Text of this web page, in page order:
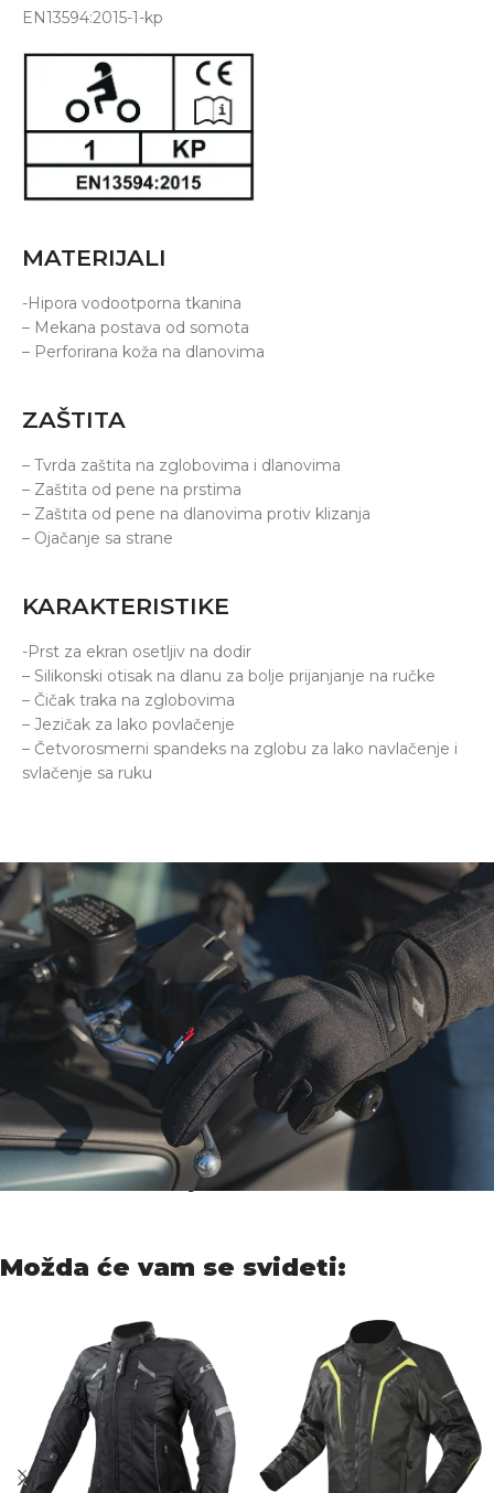
EN13594:2015-1-kp
MATERIJALI
-Hipora vodootporna tkanina
– Mekana postava od somota
– Perforirana koža na dlanovima
ZAŠTITA
– Tvrda zaštita na zglobovima i dlanovima
– Zaštita od pene na prstima
– Zaštita od pene na dlanovima protiv klizanja
– Ojačanje sa strane
KARAKTERISTIKE
-Prst za ekran osetljiv na dodir
– Silikonski otisak na dlanu za bolje prijanjanje na ručke
– Čičak traka na zglobovima
– Jezičak za lako povlačenje
– Četvorosmerni spandeks na zglobu za lako navlačenje i
svlačenje sa ruku
Dodatne informacije
Možda će vam se svideti: